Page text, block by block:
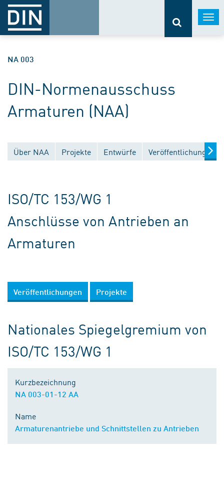
NA 003
DIN-Normenausschuss
Armaturen (NAA)
Über NAA Projekte Entwürfe Veröffentlichungen
ISO/TC 153/WG 1
Anschlüsse von Antrieben an
Armaturen
Veröffentlichungen Projekte
Nationales Spiegelgremium von
ISO/TC 153/WG 1
Kurzbezeichnung
NA 003-01-12 AA
Name
Armaturenantriebe und Schnittstellen zu Antrieben